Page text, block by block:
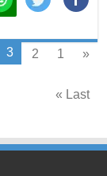
«
1
2
3
Last »